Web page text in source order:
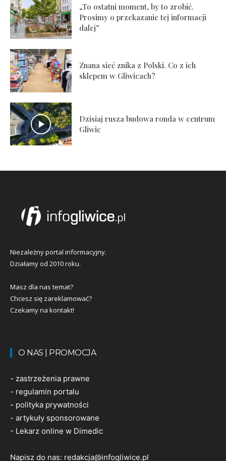
„To ostatni moment, by to zrobić.
Prosimy o przekazanie tej informacji
dalej”
Znana sieć znika z Polski. Co z ich
sklepem w Gliwicach?
Dzisiaj rusza budowa ronda w centrum
Gliwic
Niezależny portal informacyjny.
Działamy od 2010 roku.
Masz dla nas temat?
Chcesz się zareklamować?
Czekamy na kontakt!
O NAS | PROMOCJA
- zastrzeżenia prawne
- regulamin portalu
- polityka prywatności
- artykuły sponsorowane
- Lekarz online w Dimedic
Napisz do nas: redakcja@infogliwice.pl